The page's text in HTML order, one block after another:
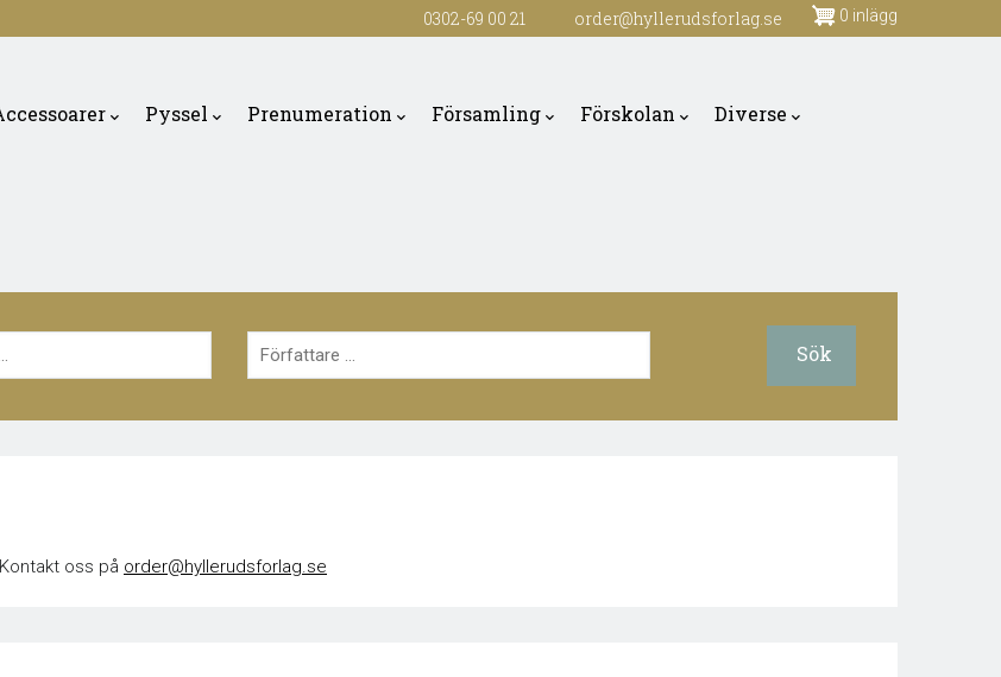
0302-69 00 21 order@hyllerudsforlag.se 0 inlägg
Pyssel Prenumeration Församling Förskolan Diverse
oss på order@hyllerudsforlag.se